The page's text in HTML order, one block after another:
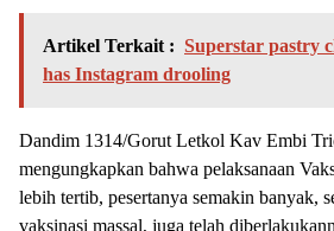
Artikel Terkait : Superstar pastry
has Instagram drooling
Dandim 1314/Gorut Letkol Kav Embi
mengungkapkan bahwa pelaksanaan
lebih tertib, pesertanya semakin banyak,
vaksinasi massal, juga telah